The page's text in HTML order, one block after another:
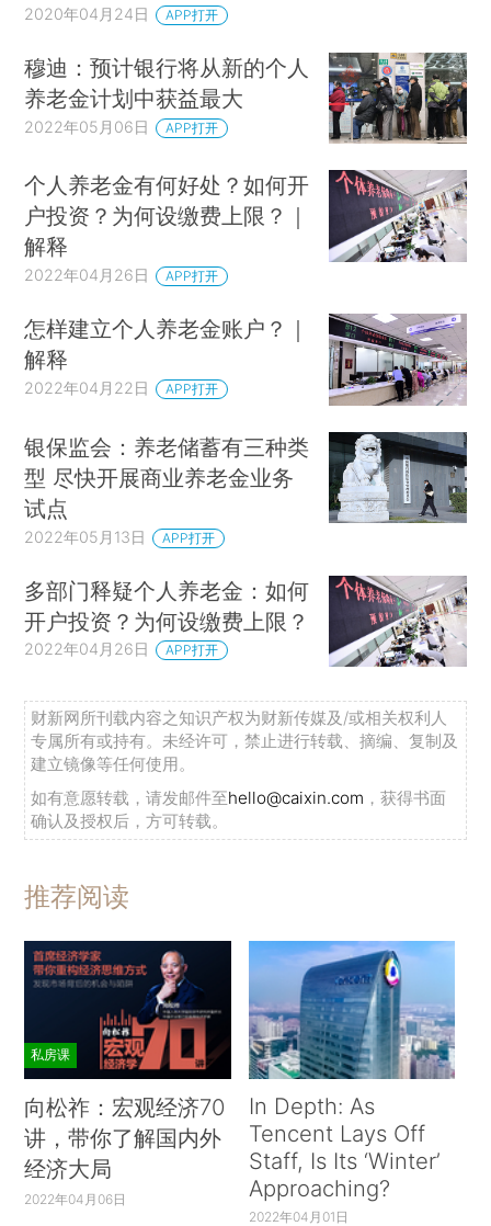
2020年04月24日 APP打开
穆迪：预计银行将从新的个人
养老金计划中获益最大
2022年05月06日 APP打开
个人养老金有何好处？如何开
户投资？为何设缴费上限？｜
解释
2022年04月26日 APP打开
怎样建立个人养老金账户？｜
解释
2022年04月22日 APP打开
银保监会：养老储蓄有三种类
型 尽快开展商业养老金业务
试点
2022年05月13日 APP打开
多部门释疑个人养老金：如何
开户投资？为何设缴费上限？
2022年04月26日 APP打开
财新网所刊载内容之知识产权为财新传媒及/或相关权利人
专属所有或持有。未经许可，禁止进行转载、摘编、复制及
建立镜像等任何使用。
如有意愿转载，请发邮件至hello@caixin.com ，获得书面
确认及授权后，方可转载。
推荐阅读
私房课
向松祚：宏观经济70
讲，带你了解国内外
经济大局
2022年04月06日
In Depth: As
Tencent Lays Off
Staff, Is Its ‘Winter’
Approaching?
2022年04月01日